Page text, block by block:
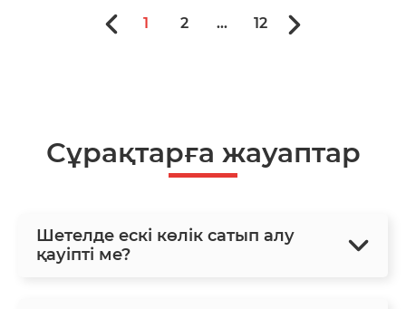
1 2 ... 12
Сұрақтарға жауаптар
Шетелде ескі көлік сатып алу
қауіпті ме?